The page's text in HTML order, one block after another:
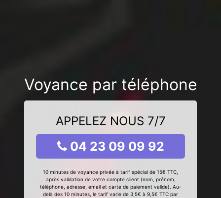
Voyance par téléphone
APPELEZ NOUS 7/7
04 23 09 09 92
10 minutes de voyance privée à tarif spécial de 15€ TTC,
après validation de votre compte client (nom, prénom,
téléphone, adresse, email et carte de paiement valide). Au-
delà des 10 minutes, le tarif varie de 3,5€ à 9,5€ TTC par